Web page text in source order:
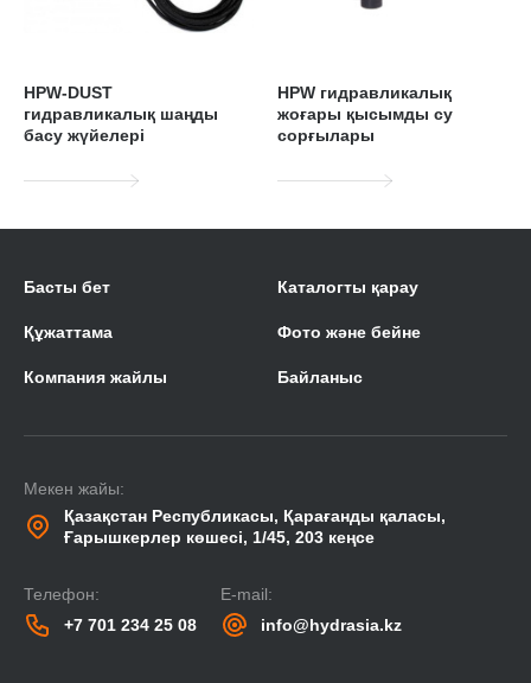
HPW-DUST
гидравликалық шаңды
басу жүйелері
HPW гидравликалық
жоғары қысымды су
сорғылары
Басты бет Каталогты қарау
Құжаттама Фото және бейне
Компания жайлы Байланыс
Мекен жайы:
Қазақстан Республикасы, Қарағанды қаласы,
Ғарышкерлер көшесі, 1/45, 203 кеңсе
Телефон:
+7 701 234 25 08
E-mail:
info@hydrasia.kz